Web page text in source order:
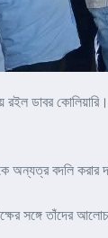
ডাবর
অন্যত্র বদলি
সঙ্গে তাঁদের